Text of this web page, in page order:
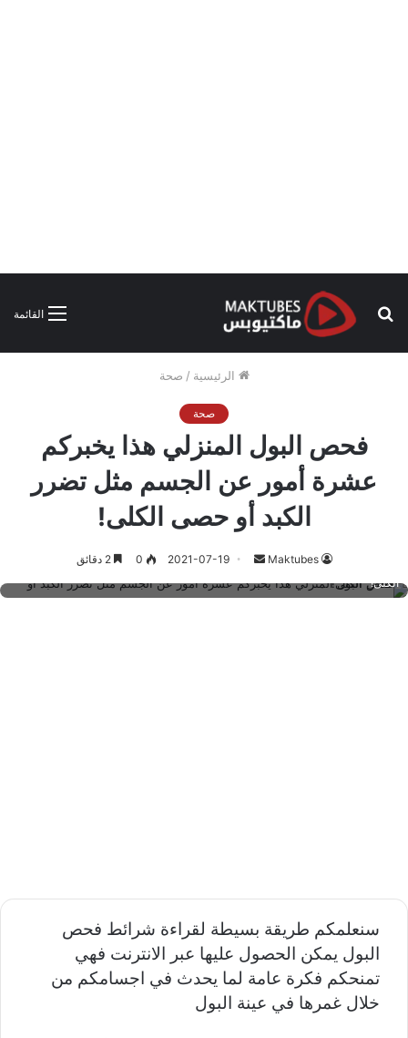
القائمة
بحث
الرئيسية / صحة
صحة
فحص البول المنزلي هذا يخبركم
عشرة أمور عن الجسم مثل تضرر
الكبد أو حصى الكلى!
Maktubes
أرسل
إلكترونيا
2021-07-19
0 2 دقائق
فحص البول المنزلي هذا يخبركم عشرة أمور عن الجسم مثل تضرر الكبد أو حصى
الكلى!
سنعلمكم طريقة بسيطة لقراءة شرائط فحص
البول يمكن الحصول عليها عبر الانترنت فهي
تمنحكم فكرة عامة لما يحدث في اجسامكم من
خلال غمرها في عينة البول